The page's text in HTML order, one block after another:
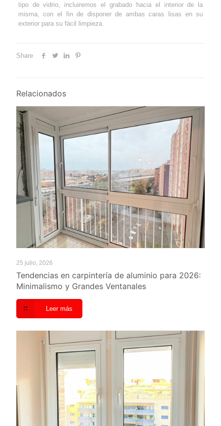
tipo de vidrio, incluiremos el grabado hacia el interior de la
misma, con el fin de disponer de ambas caras lisas en su
exterior para su fácil limpieza.
Share
Relacionados
25 julio, 2026
Tendencias en carpintería de aluminio para 2026:
Minimalismo y Grandes Ventanales
Leer más